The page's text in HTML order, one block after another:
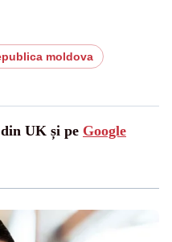
moldova
UK și pe Google